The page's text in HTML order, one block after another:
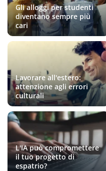
Gli alloggi per studenti
diventano sempre più
cari
Lavorare all'estero:
attenzione agli errori
culturali
L'IA può compromettere
il tuo progetto di
espatrio?